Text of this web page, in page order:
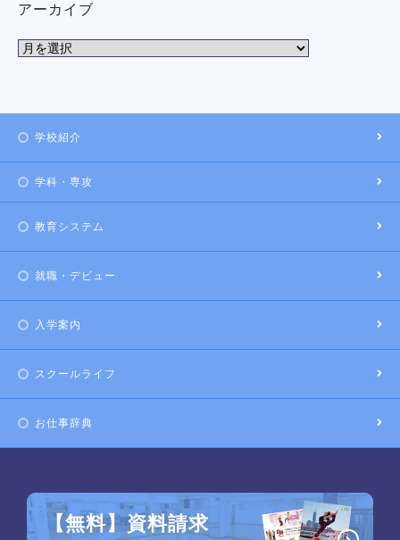
アーカイブ
学校紹介
学科・専攻
教育システム
就職・デビュー
入学案内
スクールライフ
お仕事辞典
【無料】資料請求